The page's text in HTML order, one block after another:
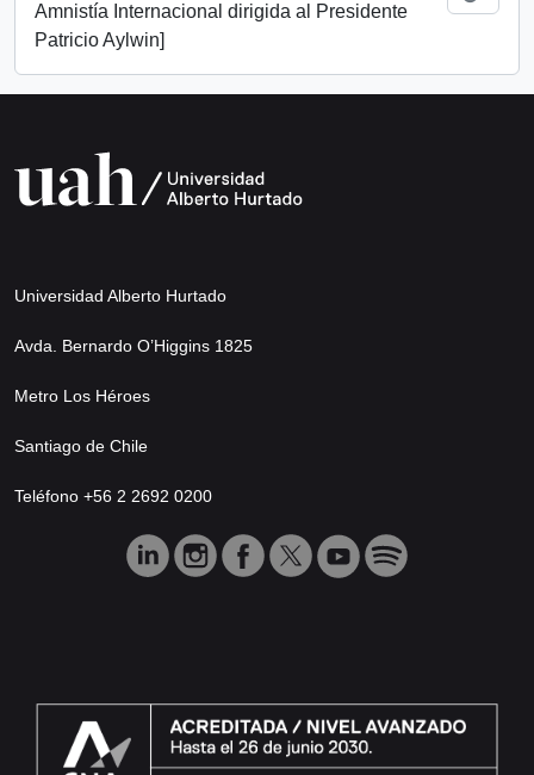
Amnistía Internacional dirigida al Presidente
Patricio Aylwin]
Universidad Alberto Hurtado
Avda. Bernardo O’Higgins 1825
Metro Los Héroes
Santiago de Chile
Teléfono +56 2 2692 0200